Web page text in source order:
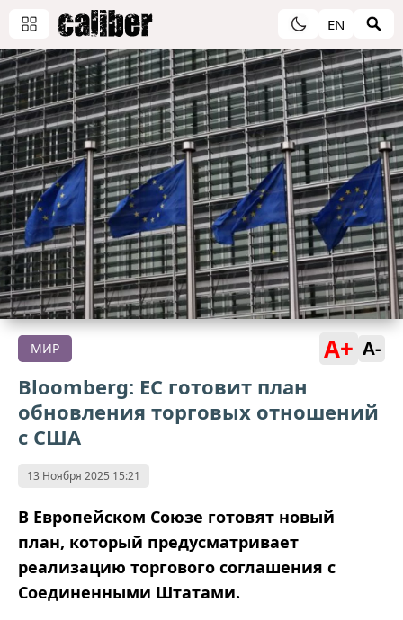
EN
МИР A+ A-
Bloomberg: ЕС готовит план
обновления торговых отношений
с США
13 Ноября 2025 15:21
В Европейском Союзе готовят новый
план, который предусматривает
реализацию торгового соглашения с
Соединенными Штатами.